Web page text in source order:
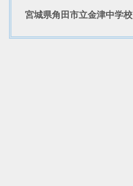
宮城県角田市立金津中学校